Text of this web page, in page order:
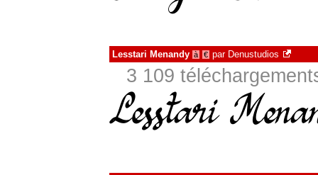
Lesstari Menandy à € par Denustudios
3 109